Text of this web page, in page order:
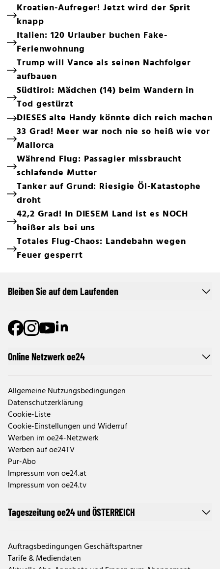
Kroatien-Aufreger! Jetzt wird der Sprit
knapp
Italien: 120 Urlauber buchen Fake-
Ferienwohnung
Trump will Vance als seinen Nachfolger
aufbauen
Südtirol: Mädchen (14) beim Wandern in
Tod gestürzt
DIESES alte Handy könnte dich reich machen
33 Grad! Meer war noch nie so heiß wie vor
Mallorca
Während Flug: Passagier missbraucht
schlafende Mutter
Tanker auf Grund: Riesigie Öl-Katastophe
droht
42,2 Grad! In DIESEM Land ist es NOCH
heißer als bei uns
Totales Flug-Chaos: Landebahn wegen
Feuer gesperrt
Online Netzwerk oe24
Allgemeine Nutzungsbedingungen
Datenschutzerklärung
Cookie-Liste
Cookie-Einstellungen und Widerruf
Werben im oe24-Netzwerk
Werben auf oe24TV
Pur-Abo
Impressum von oe24.at
Impressum von oe24.tv
Tageszeitung oe24 und ÖSTERREICH
Auftragsbedingungen Geschäftspartner
Tarife & Mediendaten
Bleiben Sie auf dem Laufenden